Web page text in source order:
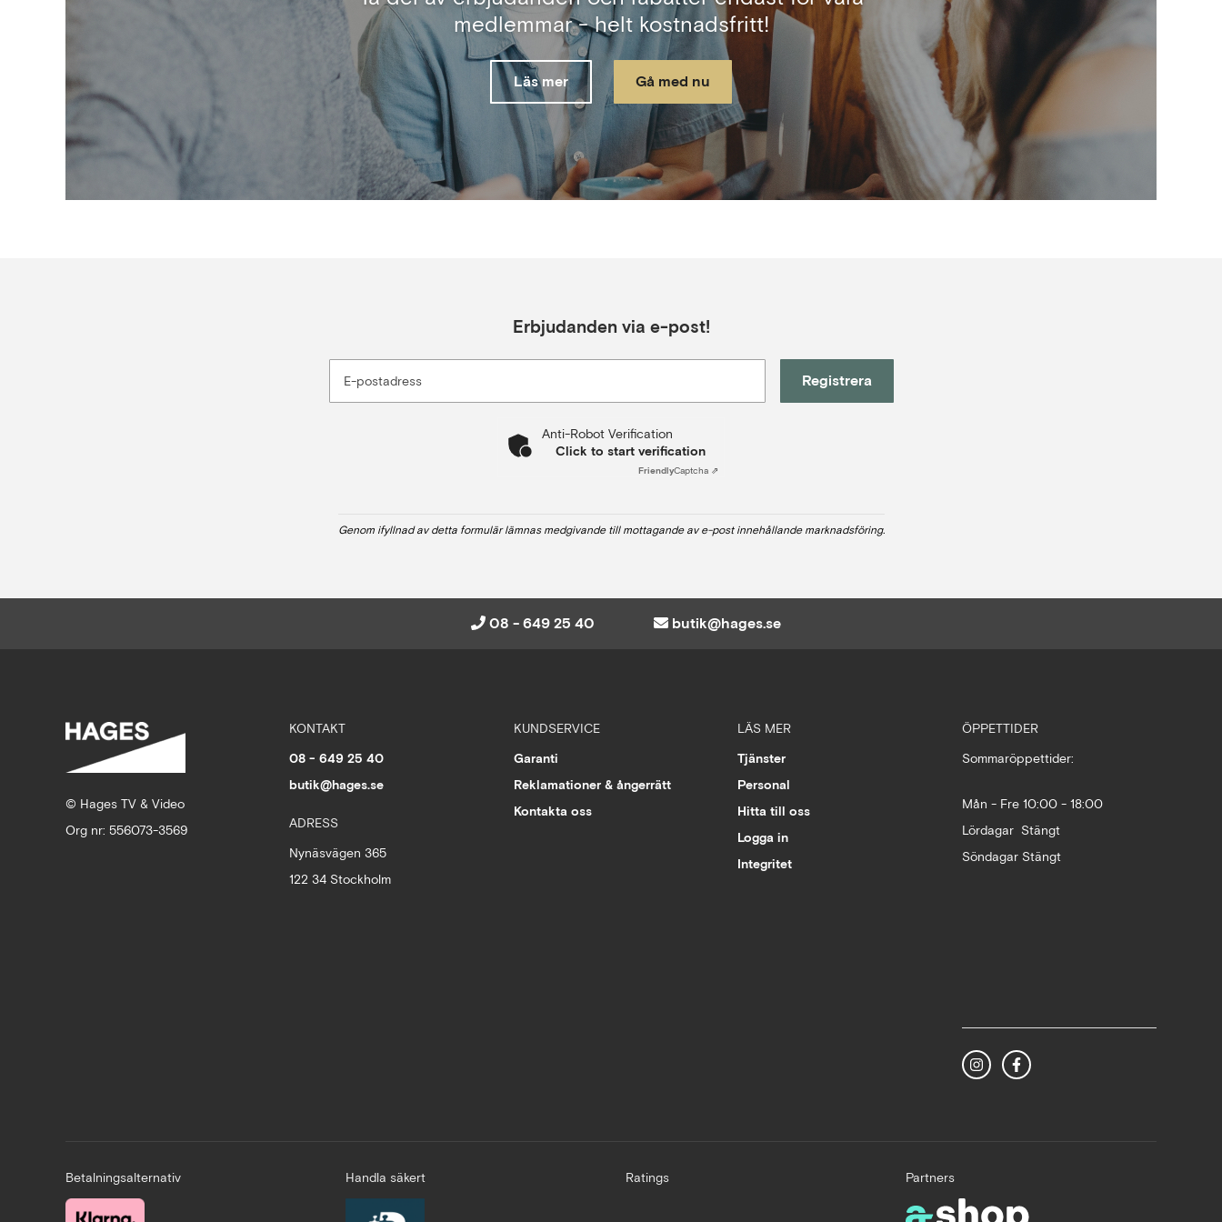
medlemmar - helt kostnadsfritt!
Läs mer Gå med nu
Erbjudanden via e-post!
E-postadress Registrera
Anti-Robot Verification
Click to start verification
FriendlyCaptcha ⇗
Genom ifyllnad av detta formulär lämnas medgivande till mottagande av e-post innehållande marknadsföring.
08 - 649 25 40 butik@hages.se
© Hages TV & Video
Org nr: 556073-3569
KONTAKT
08 - 649 25 40
butik@hages.se
ADRESS
Nynäsvägen 365
122 34 Stockholm
KUNDSERVICE
Garanti
Reklamationer & ångerrätt
Kontakta oss
LÄS MER
Tjänster
Personal
Hitta till oss
Logga in
Integritet
ÖPPETTIDER
Sommaröppettider:
Mån - Fre 10:00 - 18:00
Lördagar Stängt
Söndagar Stängt
Betalningsalternativ Handla säkert Ratings Partners